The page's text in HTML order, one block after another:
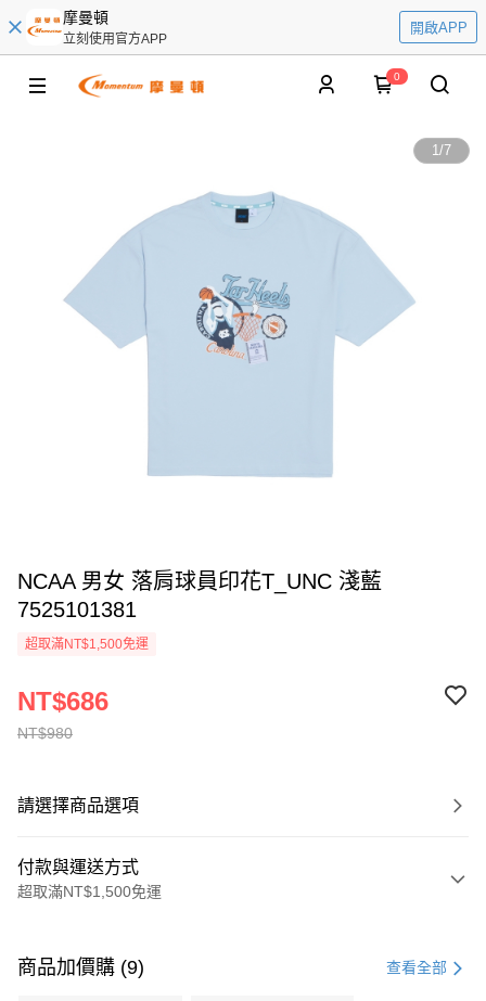
摩曼頓
立刻使用官方APP
開啟APP
0
1/7
NCAA 男女 落肩球員印花T_UNC 淺藍
7525101381
超取滿NT$1,500免運
NT$980
NT$686
請選擇商品選項
付款與運送方式
超取滿NT$1,500免運
信用卡一次付款
商品加價購 (9) 查看全部